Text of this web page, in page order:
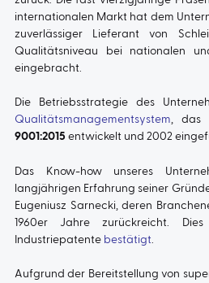
KARRIERE
internationalen Markt hat dem
zuverlässiger Lieferant von
Qualitätsniveau bei nationalen
eingebracht.
Die Betriebsstrategie des
Qualitätsmanagementsystem, das
9001:2015 entwickelt und 2002
Das Know-how unseres
langjährigen Erfahrung seiner
Eugeniusz Sarnecki, deren
1960er Jahre zurückreicht.
Industriepatente bestätigt
Aufgrund der Bereitstellung von